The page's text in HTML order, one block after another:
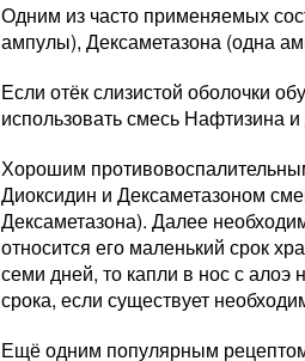
Одним из часто применяемых
ампулы), Дексаметазона (одна
Если отёк слизистой оболочки
использовать смесь Нафтизина
Хорошим
Диоксидин и Дексаметазоном
Дексаметазона). Далее
относится его маленький срок
семи дней, то капли в нос с
срока, если существует
Ещё одним популярным